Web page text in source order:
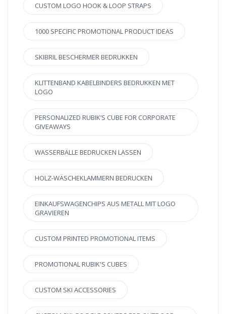
CUSTOM LOGO HOOK & LOOP STRAPS
1000 SPECIFIC PROMOTIONAL PRODUCT IDEAS
SKIBRIL BESCHERMER BEDRUKKEN
KLITTENBAND KABELBINDERS BEDRUKKEN MET
LOGO
PERSONALIZED RUBIK’S CUBE FOR CORPORATE
GIVEAWAYS
WASSERBÄLLE BEDRUCKEN LASSEN
HOLZ-WÄSCHEKLAMMERN BEDRUCKEN
EINKAUFSWAGENCHIPS AUS METALL MIT LOGO
GRAVIEREN
CUSTOM PRINTED PROMOTIONAL ITEMS
PROMOTIONAL RUBIK'S CUBES
CUSTOM SKI ACCESSORIES